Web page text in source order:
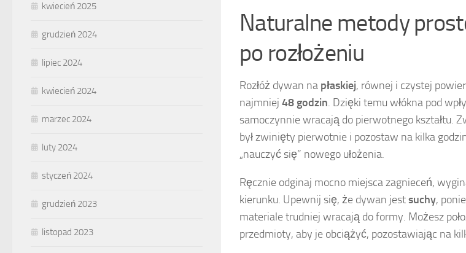
Naturalne metody
po rozłożeniu
Rozłóż dywan na płaskiej, równej i czystej
najmniej 48 godzin. Dzięki temu włókna pod
samoczynnie wracają do pierwotnego kształtu.
był zwinięty pierwotnie i pozostaw na kilka
„nauczyć się” nowego ułożenia.
Ręcznie odginaj mocno miejsca zagnieceń,
kierunku. Upewnij się, że dywan jestsuchy,
materiale trudniej wracają do formy. Możesz
przedmioty, aby je obciążyć, pozostawiając na
kwiecień 2025
grudzień 2024
lipiec 2024
kwiecień 2024
marzec 2024
luty 2024
styczeń 2024
grudzień 2023
listopad 2023